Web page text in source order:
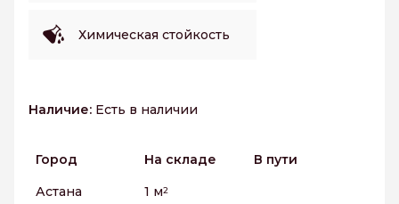
Химическая стойкость
Наличие: Есть в наличии
Город На складе
В пути
Астана
1 м2